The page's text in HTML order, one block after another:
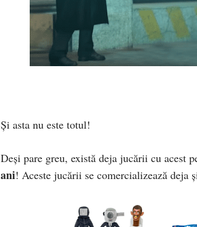
Și asta nu este totul!
Deși pare greu, există deja jucării cu acest
ani! Aceste jucării se comercializează deja